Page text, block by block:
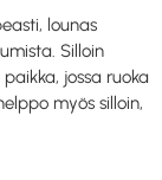
lounas
Silloin
jossa ruoka
myös silloin,